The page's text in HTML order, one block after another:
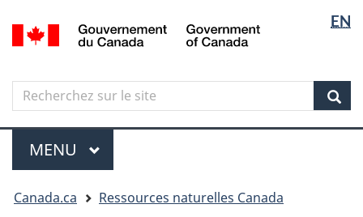
Aller
au
principal
Skip
to
government"
Passer
à
version
simplifiée
langue
EN
Canada
Search
Recherchez
sur
le
site
Menu
MENU PRINCIPAL
êtes
Canada.ca
Ressources naturelles Canada